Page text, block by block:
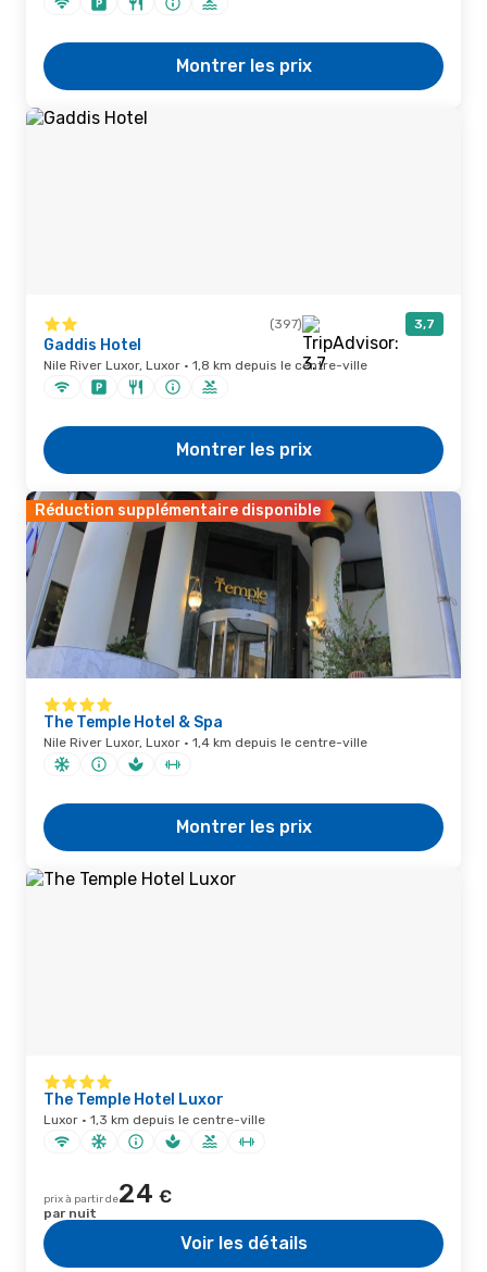
Montrer les prix
(397) 3,7
Gaddis Hotel
Nile River Luxor, Luxor · 1,8 km depuis le centre-ville
Montrer les prix
Réduction supplémentaire disponible
The Temple Hotel & Spa
Nile River Luxor, Luxor · 1,4 km depuis le centre-ville
Montrer les prix
The Temple Hotel Luxor
Luxor · 1,3 km depuis le centre-ville
prix à partir de24 €
par nuit
Voir les détails